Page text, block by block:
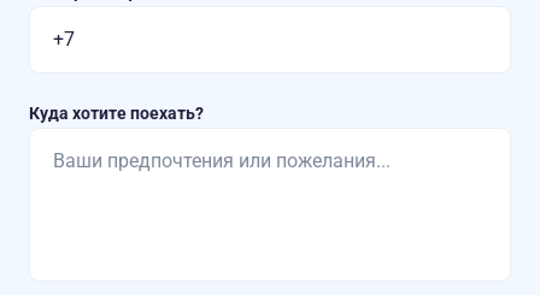
Куда хотите поехать?